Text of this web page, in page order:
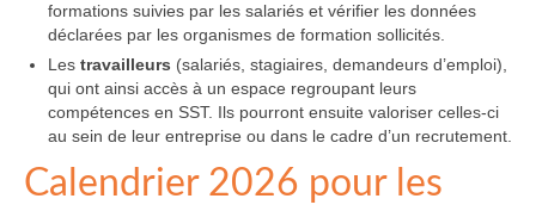
formations suivies par les salariés et vérifier les données
déclarées par les organismes de formation sollicités.
Les travailleurs (salariés, stagiaires, demandeurs d’emploi),
qui ont ainsi accès à un espace regroupant leurs
compétences en SST. Ils pourront ensuite valoriser celles-ci
au sein de leur entreprise ou dans le cadre d’un recrutement.
Calendrier 2026 pour les